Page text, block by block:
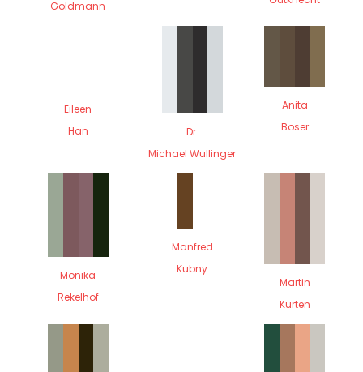
Goldmann
Eileen
Han
Dr.
Michael Wullinger
Anita
Boser
Monika
Rekelhof
Manfred
Kubny
Martin
Kürten